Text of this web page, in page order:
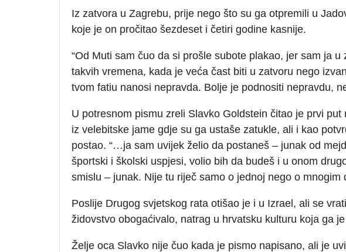
Iz zatvora u Zagrebu, prije nego što su ga otpremili u
koje je on pročitao šezdeset i četiri godine kasnije.
“Od Muti sam čuo da si prošle subote plakao, jer sam ja
takvih vremena, kada je veća čast biti u zatvoru nego
tvom fatiu nanosi nepravda. Bolje je podnositi nepravdu,
U potresnom pismu zreli Slavko Goldstein čitao je prvi
iz velebitske jame gdje su ga ustaše zatukle, ali i kao
postao. “…ja sam uvijek želio da postaneš – junak od
športski i školski uspjesi, volio bih da budeš i u onom
smislu – junak. Nije tu riječ samo o jednoj nego o mnogim
Poslije Drugog svjetskog rata otišao je i u Izrael, ali se
židovstvo obogaćivalo, natrag u hrvatsku kulturu koja ga
Želje oca Slavko nije čuo kada je pismo napisano, ali je